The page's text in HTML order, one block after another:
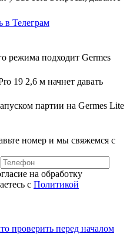
в Телеграм
режима подходит Germes
19 2,6 м начнет давать
партии на Germes Lite
номер и мы свяжемся с
на обработку
с Политикой